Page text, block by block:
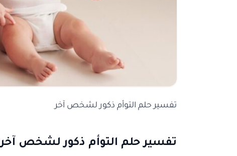
تفسير حلم التوأم ذكور لشخص آخر
تفسير حلم التوأم ذكور لشخص آخر